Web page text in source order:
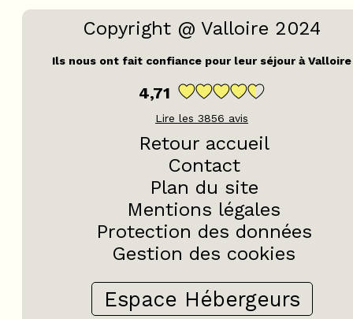
Copyright @ Valloire 2024
Ils nous ont fait confiance pour leur séjour à Valloire
4,71
Lire les 3856 avis
Retour accueil
Contact
Plan du site
Mentions légales
Protection des données
Gestion des cookies
Espace Hébergeurs